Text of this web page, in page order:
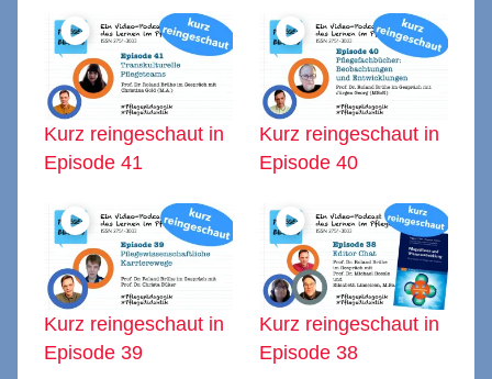
Kurz reingeschaut in
Episode 41
Kurz reingeschaut in
Episode 40
Kurz reingeschaut in
Episode 39
Kurz reingeschaut in
Episode 38